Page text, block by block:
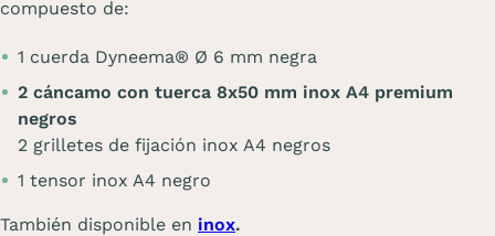
compuesto de:
1 cuerda Dyneema® Ø 6 mm negra
2 cáncamo con tuerca 8x50 mm inox A4 premium
negros
2 grilletes de fijación inox A4 negros
1 tensor inox A4 negro
También disponible en inox.